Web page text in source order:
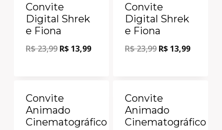
Convite
Digital Shrek
e Fiona
R$23,99 R$ 13,99
Convite
Digital Shrek
e Fiona
R$23,99 R$ 13,99
Convite
Animado
Cinematográfico
Convite
Animado
Cinematográfico